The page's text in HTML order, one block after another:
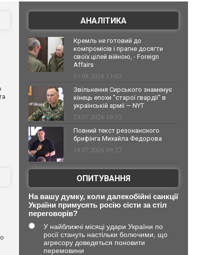
АНАЛІТИКА
Кремль не готовий до
компромісів і прагне досягти
своїх цілей війною, - Foreign
Affairs
03.08.2026 13:02
Звільнення Сирського знаменує
кінець епохи "старої гвардії" в
українській армії — NYT
23.07.2026 10:32
Повний текст резонансного
брифінга Михайла Федорова
18.07.2026 09:27
ОПИТУВАННЯ
На вашу думку, коли далекобійні санкції
України примусять росію сісти за стіл
переговорів?
У найближчі місяці удари України по
росії стануть настільки болючими, що
агресору доведеться поновити
перемовини